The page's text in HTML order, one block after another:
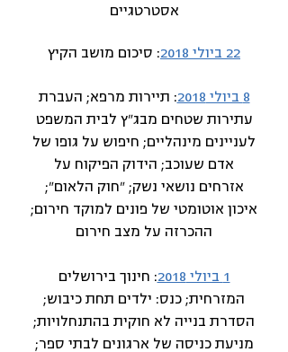
אסטרטגיים
22 ביולי 2018 : סיכום מושב הקיץ
8 ביולי 2018
: תיירות מרפא; העברת
עתירות שטחים מבג"ץ לבית המשפט
לעניינים מינהליים; חיפוש על גופו של
אדם שעוכב; הידוק הפיקוח על
אזרחים נושאי נשק; "חוק הלאום";
איכון אוטומטי של פונים למוקד חירום;
ההכרזה על מצב חירום
1 ביולי 2018
: חינוך בירושלים
המזרחית; כנס: ילדים תחת כיבוש;
הסדרת בנייה לא חוקית בהתנחלויות;
מניעת כניסה של ארגונים לבתי ספר;